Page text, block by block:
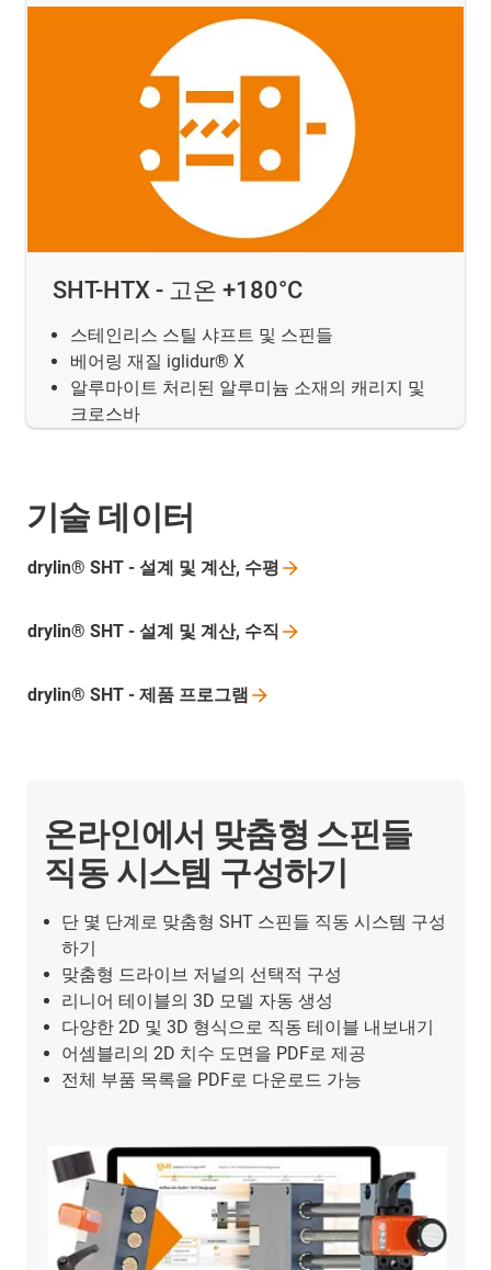
SHT-HTX - 고온 +180°C
스테인리스 스틸 샤프트 및 스핀들
베어링 재질 iglidur® X
알루마이트 처리된 알루미늄 소재의 캐리지 및
크로스바
기술 데이터
drylin® SHT - 설계 및 계산, 수평
drylin® SHT - 설계 및 계산, 수직
drylin® SHT - 제품 프로그램
온라인에서 맞춤형 스핀들
직동 시스템 구성하기
단 몇 단계로 맞춤형 SHT 스핀들 직동 시스템 구성
하기
맞춤형 드라이브 저널의 선택적 구성
리니어 테이블의 3D 모델 자동 생성
다양한 2D 및 3D 형식으로 직동 테이블 내보내기
어셈블리의 2D 치수 도면을 PDF로 제공
전체 부품 목록을 PDF로 다운로드 가능